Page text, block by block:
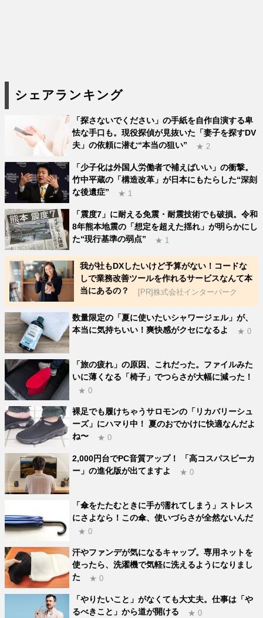
シェアランキング
「探さないでください」の手紙を自作自演する卑
怯な手口も。現役探偵が見抜いた「妻子を探すDV
夫」の依頼に潜む“本当の狙い”
★ 2
「少子化は外国人労働者で補えばいい」の衝撃。
竹中平蔵の「構造改革」が日本にもたらした“深刻
な後遺症”
★ 1
「震度7」に耐える免震・耐震技術でも破損。令和
8年熊本地震の「想定を超えた揺れ」が明らかにし
た“現行基準の弱点”
★ 1
我が社もDXしたいけど予算がない！コードな
しで業務改善ツールを作れるサービスなんて本
当にあるの？
[PR]株式会社インターパーク
数量限定の「夏に使いたいシャワージェル」が、
本当に気持ちいい！爽快感がクセになるよ
★ 0
「旅の疲れ」の原因、これだった。ファイルみた
いに薄くなる「椅子」でつらさが大幅に減った！
★ 0
裸足でも履けちゃうサロモンの「リカバリーシュ
ーズ」にハマり中！ 夏のおでかけに快適なんだよ
ね〜
★ 0
2,000円台でPC音質アップ！ 「高コスパスピーカ
ー」の進化版が出てますよ
★ 0
「傘をたたむときに手が濡れてしまう」ストレス
にさよなら！この傘、使いづらさが全然ないんだ
★ 0
汗やファンデが気になるキャップ。専用ネットを
使ったら、洗濯機で気軽に洗えるようになりまし
た
★ 0
「やりたいこと」がなくても大丈夫。仕事は「や
るべきこと」から道が開ける
★ 0